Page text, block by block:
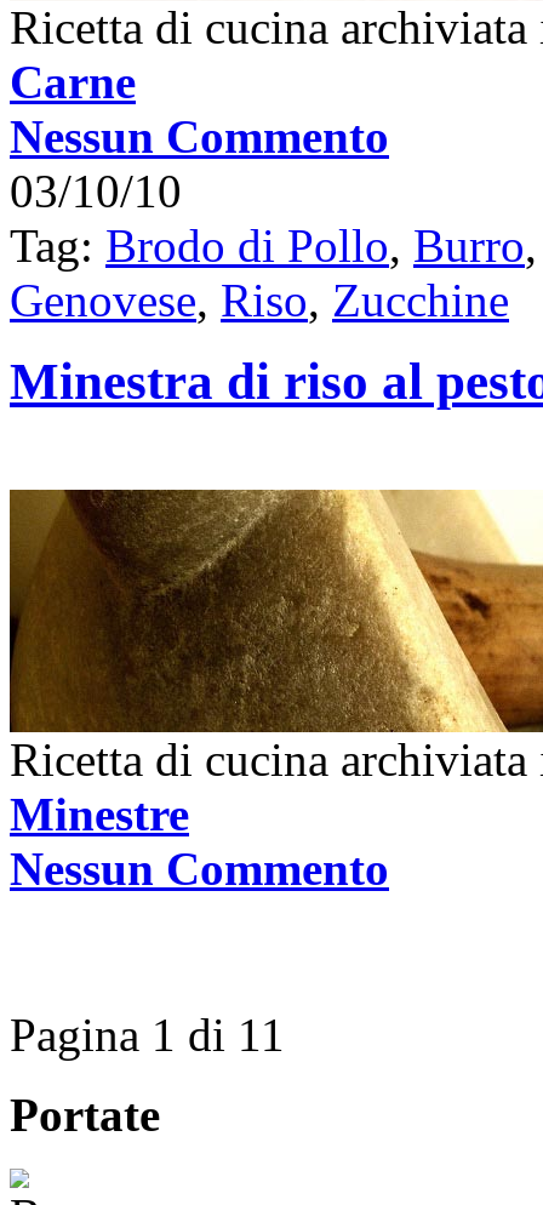
Ricetta di cucina
Carne
Nessun Commento
03/10/10
Tag: Brodo di Pollo, Burro
Genovese, Riso, Zucchine
Minestra di riso al
Ricetta di cucina
Minestre
Nessun Commento
Pagina 1 di 11
Portate